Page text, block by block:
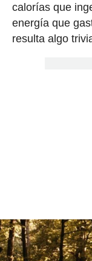
calorías que
energía que
resulta algo